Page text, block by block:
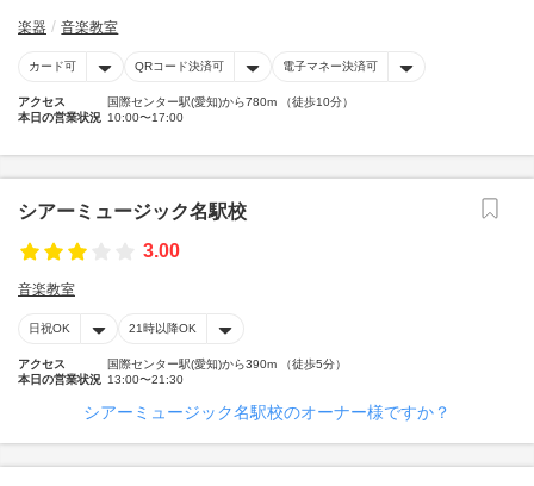
楽器 音楽教室
カード可 QRコード決済可 電子マネー決済可
アクセス
国際センター駅(愛知)から780m （徒歩10分）
本日の営業状況 10:00〜17:00
シアーミュージック名駅校
3.00
音楽教室
日祝OK 21時以降OK
アクセス
国際センター駅(愛知)から390m （徒歩5分）
本日の営業状況 13:00〜21:30
シアーミュージック名駅校のオーナー様ですか？